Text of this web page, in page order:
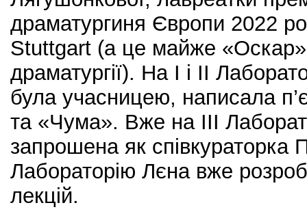
драматургиня Європи 2022
Stuttgart (а це майже «Оскар»
драматургії). На І і ІІ
була учасницею, написала
та «Чума». Вже на ІІІ
запрошена як співкураторка
Лабораторію Лєна вже
лекцій.